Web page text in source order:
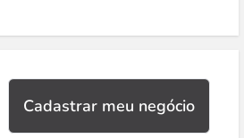
Cadastrar meu negócio